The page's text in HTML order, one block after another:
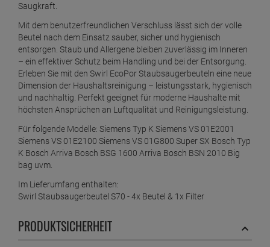
Saugkraft.
Mit dem benutzerfreundlichen Verschluss lässt sich der volle
Beutel nach dem Einsatz sauber, sicher und hygienisch
entsorgen. Staub und Allergene bleiben zuverlässig im Inneren
– ein effektiver Schutz beim Handling und bei der Entsorgung.
Erleben Sie mit den Swirl EcoPor Staubsaugerbeuteln eine neue
Dimension der Haushaltsreinigung – leistungsstark, hygienisch
und nachhaltig. Perfekt geeignet für moderne Haushalte mit
höchsten Ansprüchen an Luftqualität und Reinigungsleistung.
Für folgende Modelle: Siemens Typ K Siemens VS 01E2001
Siemens VS 01E2100 Siemens VS 01G800 Super SX Bosch Typ
K Bosch Arriva Bosch BSG 1600 Arriva Bosch BSN 2010 Big
bag uvm.
Im Lieferumfang enthalten:
Swirl Staubsaugerbeutel S70 - 4x Beutel & 1x Filter
PRODUKTSICHERHEIT